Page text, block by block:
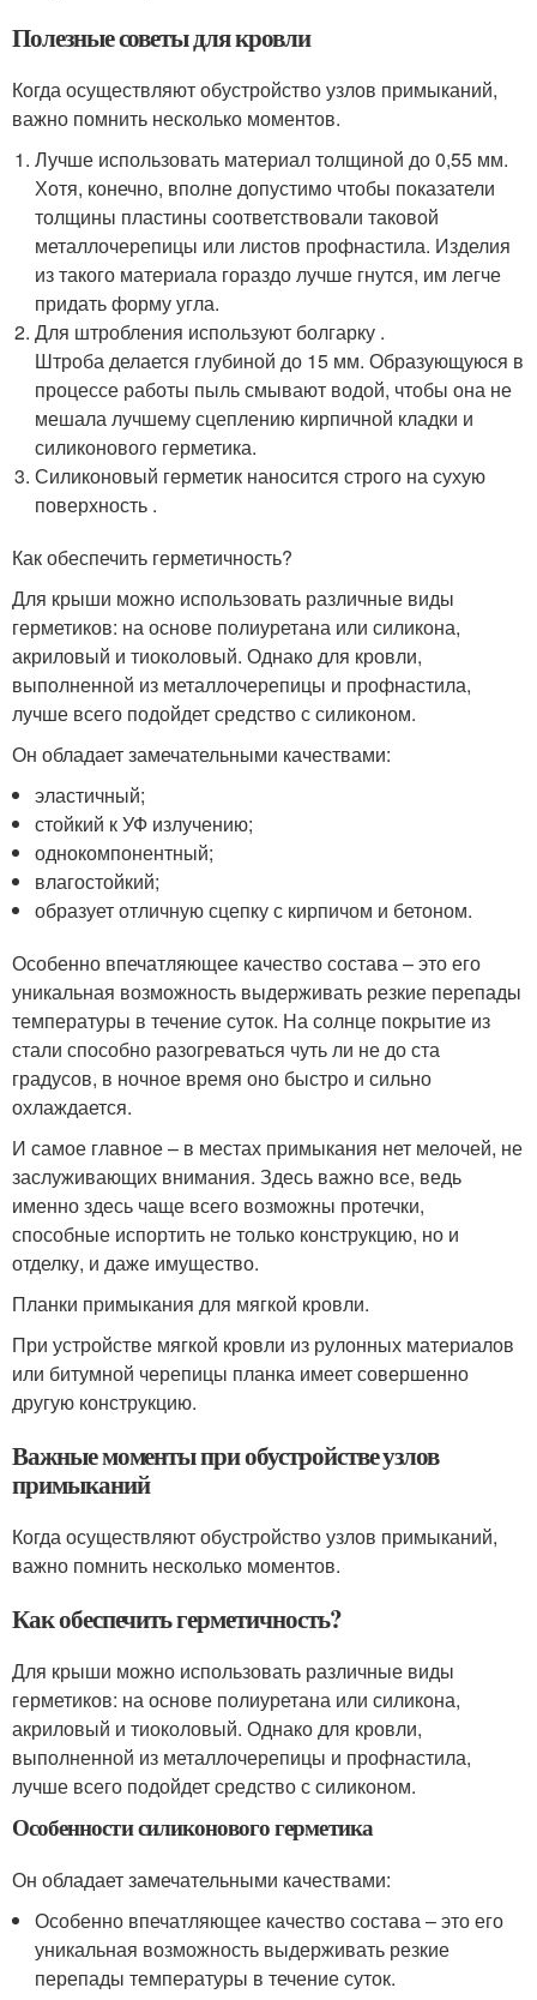
Полезные советы для кровли
Когда осуществляют обустройство узлов примыканий,
важно помнить несколько моментов.
Лучше использовать материал толщиной до 0,55 мм.
Хотя, конечно, вполне допустимо чтобы показатели
толщины пластины соответствовали таковой
металлочерепицы или листов профнастила. Изделия
из такого материала гораздо лучше гнутся, им легче
придать форму угла.
Для штробления используют болгарку .
Штроба делается глубиной до 15 мм. Образующуюся в
процессе работы пыль смывают водой, чтобы она не
мешала лучшему сцеплению кирпичной кладки и
силиконового герметика.
Силиконовый герметик наносится строго на сухую
поверхность .
Как обеспечить герметичность?
Для крыши можно использовать различные виды
герметиков: на основе полиуретана или силикона,
акриловый и тиоколовый. Однако для кровли,
выполненной из металлочерепицы и профнастила,
лучше всего подойдет средство с силиконом.
Он обладает замечательными качествами:
эластичный;
стойкий к УФ излучению;
однокомпонентный;
влагостойкий;
образует отличную сцепку с кирпичом и бетоном.
Особенно впечатляющее качество состава – это его
уникальная возможность выдерживать резкие перепады
температуры в течение суток. На солнце покрытие из
стали способно разогреваться чуть ли не до ста
градусов, в ночное время оно быстро и сильно
охлаждается.
И самое главное – в местах примыкания нет мелочей, не
заслуживающих внимания. Здесь важно все, ведь
именно здесь чаще всего возможны протечки,
способные испортить не только конструкцию, но и
отделку, и даже имущество.
Планки примыкания для мягкой кровли.
При устройстве мягкой кровли из рулонных материалов
или битумной черепицы планка имеет совершенно
другую конструкцию.
Важные моменты при обустройстве узлов
примыканий
Когда осуществляют обустройство узлов примыканий,
важно помнить несколько моментов.
Как обеспечить герметичность?
Для крыши можно использовать различные виды
герметиков: на основе полиуретана или силикона,
акриловый и тиоколовый. Однако для кровли,
выполненной из металлочерепицы и профнастила,
лучше всего подойдет средство с силиконом.
Особенности силиконового герметика
Он обладает замечательными качествами:
Особенно впечатляющее качество состава – это его
уникальная возможность выдерживать резкие
перепады температуры в течение суток.